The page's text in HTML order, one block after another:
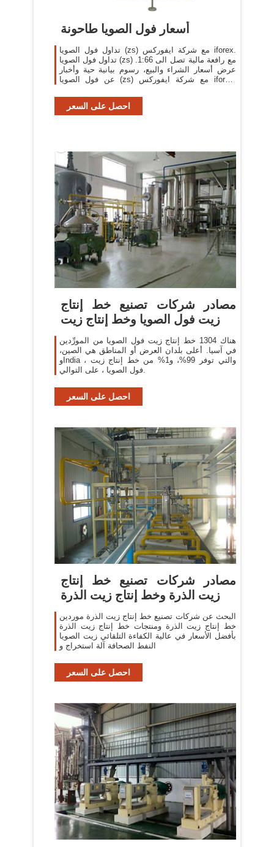
أسعار فول الصويا طاحونة
تداول فول الصويا (zs) مع شركة ايفوركس iforex.
تداول فول الصويا (zs) مع رافعة مالية تصل الى 1:66.
عرض أسعار الشراء والبيع، رسوم بيانية حية وأخبار
عن فول الصويا (zs) مع شركة ايفوركس iforex.
احصل على السعر
مصادر شركات تصنيع خط إنتاج
زيت فول الصويا وخط إنتاج زيت
هناك 1304 خط إنتاج زيت فول الصويا من المورِّدين
في آسيا. أعلى بلدان العرض أو المناطق هي الصين،
وIndia ، والتي توفر 99%، و1% من خط إنتاج زيت
فول الصويا ، على التوالي.
احصل على السعر
مصادر شركات تصنيع خط إنتاج
زيت الذرة وخط إنتاج زيت الذرة
البحث عن شركات تصنيع خط إنتاج زيت الذرة موردين
خط إنتاج زيت الذرة ومنتجات خط إنتاج زيت الذرة
بأفضل الأسعار في عالية الكفاءة التلقائي زيت الصويا
النفط الصحافة آلة استخراج و
احصل على السعر